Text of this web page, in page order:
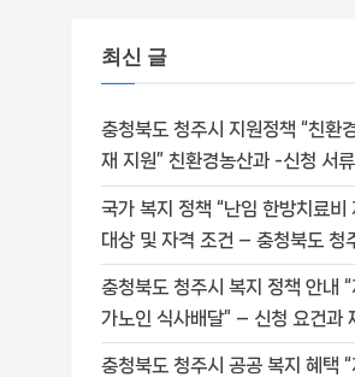
최신 글
충청북도 청주시 지원정책 “친환
재 지원” 친환경농산과 -신청 서
국가 복지 정책 “난임 한방치료비
대상 및 자격 조건 – 충청북도 청
충청북도 청주시 복지 정책 안내 “
가노인 식사배달” – 신청 요건과
충청북도 청주시 공공 복지 혜택 “